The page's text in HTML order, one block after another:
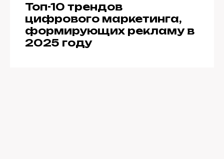
Топ-10 трендов
цифрового маркетинга,
формирующих рекламу в
2025 году